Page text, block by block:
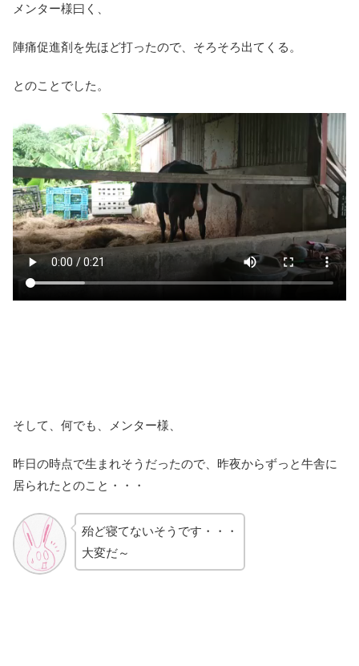
メンター様曰く、
陣痛促進剤を先ほど打ったので、そろそろ出てくる。
とのことでした。
そして、何でも、メンター様、
昨日の時点で生まれそうだったので、昨夜からずっと牛舎に
居られたとのこと・・・
殆ど寝てないそうです・・・
大変だ～